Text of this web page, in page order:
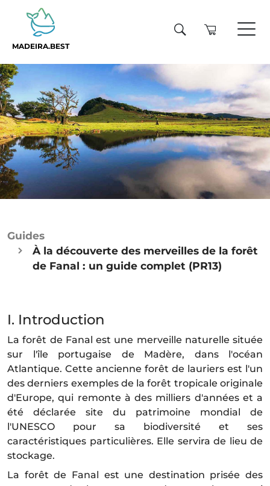
MADEIRA.BEST
Guides
À la découverte des merveilles de la forêt
de Fanal : un guide complet (PR13)
I. Introduction
La forêt de Fanal est une merveille naturelle située
sur l'île portugaise de Madère, dans l'océan
Atlantique. Cette ancienne forêt de lauriers est l'un
des derniers exemples de la forêt tropicale originale
d'Europe, qui remonte à des milliers d'années et a
été déclarée site du patrimoine mondial de
l'UNESCO pour sa biodiversité et ses
caractéristiques particulières. Elle servira de lieu de
stockage.
La forêt de Fanal est une destination prisée des